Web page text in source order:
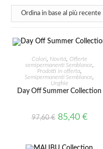
IN OFFERTA!
AGGIUNGI AL CARRELLO
Colori Novità, Offerte
semipermanenti Semblance
Prodotti in offerta,
Semipermanenti Semblance
Unghie
Day Off Summer Collection
97,60€ 85,40 €